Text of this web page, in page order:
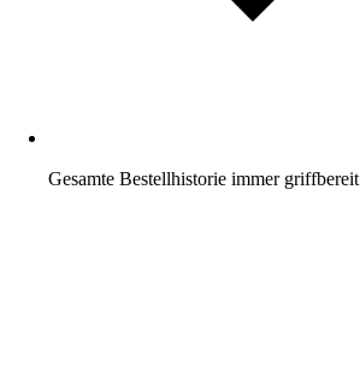
Gesamte Bestellhistorie immer griffbereit